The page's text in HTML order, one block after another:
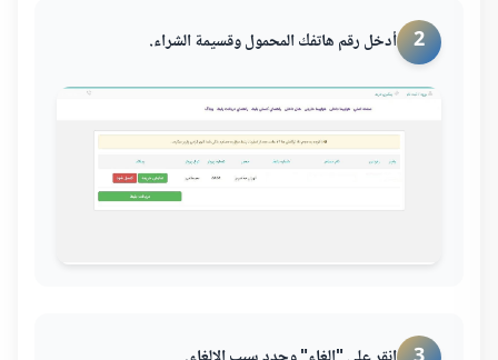
2 أدخل رقم هاتفك المحمول وقسيمة الشراء.